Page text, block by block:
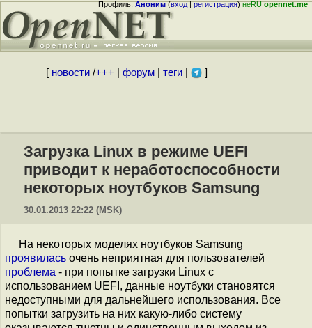
Профиль:Аноним(вход|регистрация)неRUopennet.me
[ новости/+++ форум| теги| ]
Загрузка Linux в режиме UEFI
приводит к неработоспособности
некоторых ноутбуков Samsung
30.01.2013 22:22 (MSK)
На некоторых моделях ноутбуков Samsung
проявилась очень неприятная для пользователей
проблема - при попытке загрузки Linux с
использованием UEFI, данные ноутбуки становятся
недоступными для дальнейшего использования. Все
попытки загрузить на них какую-либо систему